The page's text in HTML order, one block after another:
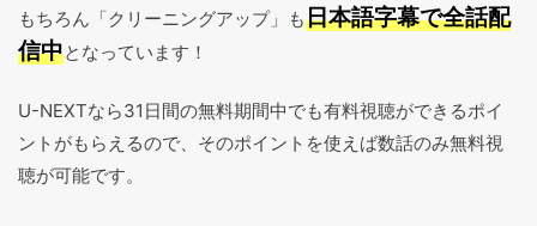
もちろん「クリーニングアップ」も日本語字幕で全話配
信中となっています！
U-NEXTなら31日間の無料期間中でも有料視聴ができるポイ
ントがもらえるので、そのポイントを使えば数話のみ無料視
聴が可能です。